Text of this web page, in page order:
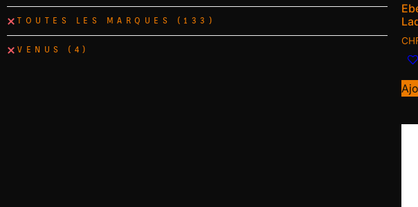
TOUTES LES MARQUES (133)
VENUS (4)